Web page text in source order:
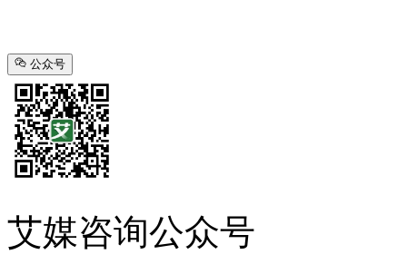
公众号
艾媒咨询公众号